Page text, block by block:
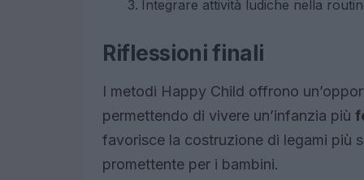
Integrare attività ludiche nella
Riflessioni finali
I metodi Happy Child offrono
permettendo di vivere un’infanzia più
favorisce la costruzione di legami più
promettente per i bambini.